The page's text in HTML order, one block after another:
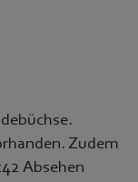
Zudem
Absehen